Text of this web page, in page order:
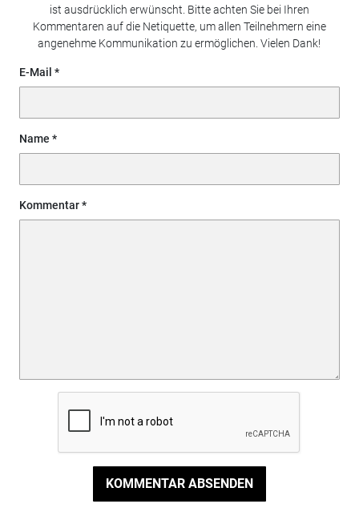
ist ausdrücklich erwünscht. Bitte achten Sie bei Ihren
Kommentaren auf die Netiquette, um allen Teilnehmern eine
angenehme Kommunikation zu ermöglichen. Vielen Dank!
E-Mail
Name
Kommentar
KOMMENTAR ABSENDEN